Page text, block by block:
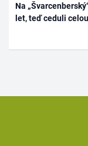
Na
let, teď ceduli